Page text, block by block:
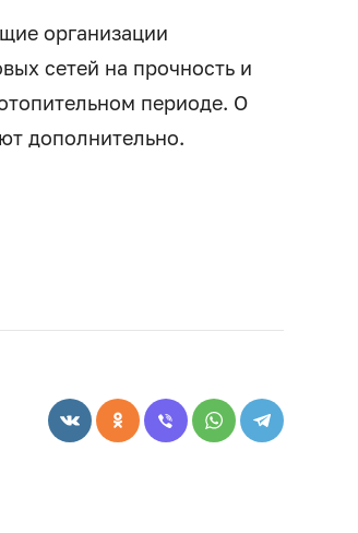
организации
сетей на прочность и
периоде. О
дополнительно.